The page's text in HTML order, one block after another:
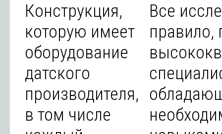
Конструкция,
которую имеет
оборудование
датского
производителя,
в том числе
Все
правило,